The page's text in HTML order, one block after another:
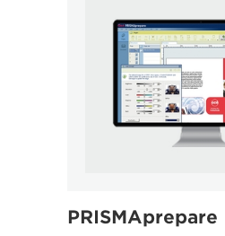
PRISMAprepare